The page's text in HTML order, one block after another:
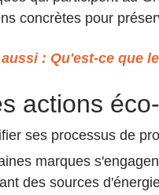
concrètes pour
: Qu'est-ce que
actions
ses processus de
marques
des sources